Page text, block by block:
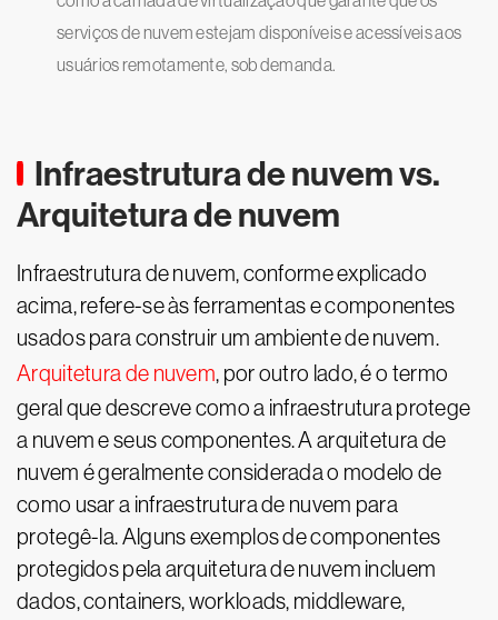
serviços de nuvem estejam disponíveis e acessíveis aos
usuários remotamente, sob demanda.
Infraestrutura de nuvem vs.
Arquitetura de nuvem
Infraestrutura de nuvem, conforme explicado
acima, refere-se às ferramentas e componentes
usados para construir um ambiente de nuvem.
Arquitetura de nuvem, por outro lado, é o termo
geral que descreve como a infraestrutura protege
a nuvem e seus componentes. A arquitetura de
nuvem é geralmente considerada o modelo de
como usar a infraestrutura de nuvem para
protegê-la. Alguns exemplos de componentes
protegidos pela arquitetura de nuvem incluem
dados, containers, workloads, middleware,